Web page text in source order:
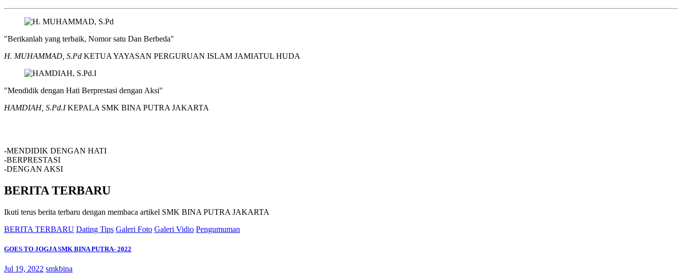
"Berikanlah yang terbaik, Nomor satu Dan Berbeda"
H. MUHAMMAD, S.Pd KETUA YAYASAN PERGURUAN ISLAM JAMIATUL HUDA
"Mendidik dengan Hati Berprestasi dengan Aksi"
HAMDIAH, S.Pd.IKEPALA SMK BINA PUTRA JAKARTA
-MENDIDIK DENGAN HATI
-BERPRESTASI
-DENGAN AKSI
BERITA TERBARU
Ikuti terus berita terbaru dengan membaca artikel SMK BINA PUTRA JAKARTA
BERITA TERBARU Dating Tips Galeri Foto Galeri Vidio Pengumuman
GOES TO JOGJA SMK BINA PUTRA- 2022
Jul 19, 2022 smkbina